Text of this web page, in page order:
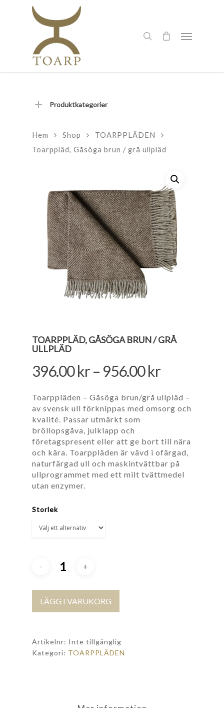
Produktkategorier
Hem Shop
TOARPPLÄDEN
Toarppläd, Gåsöga brun / grå ullpläd
TOARPPLÄD, GÅSÖGA BRUN / GRÅ
ULLPLÄD
396.00kr– 956.00kr
Toarppläden – Gåsöga brun/grå ullpläd –
av svensk ull förknippas med omsorg och
kvalité. Passar utmärkt som
bröllopsgåva, julklapp och
företagspresent eller att ge bort till nära
och kära. Toarppläden är vävd i ofärgad,
naturfärgad ull och maskintvättbar på
ullprogrammet med ett milt tvättmedel
utan enzymer.
Storlek
LÄGG I VARUKORG
Artikelnr: Inte tillgänglig
Kategori: TOARPPLÄDEN